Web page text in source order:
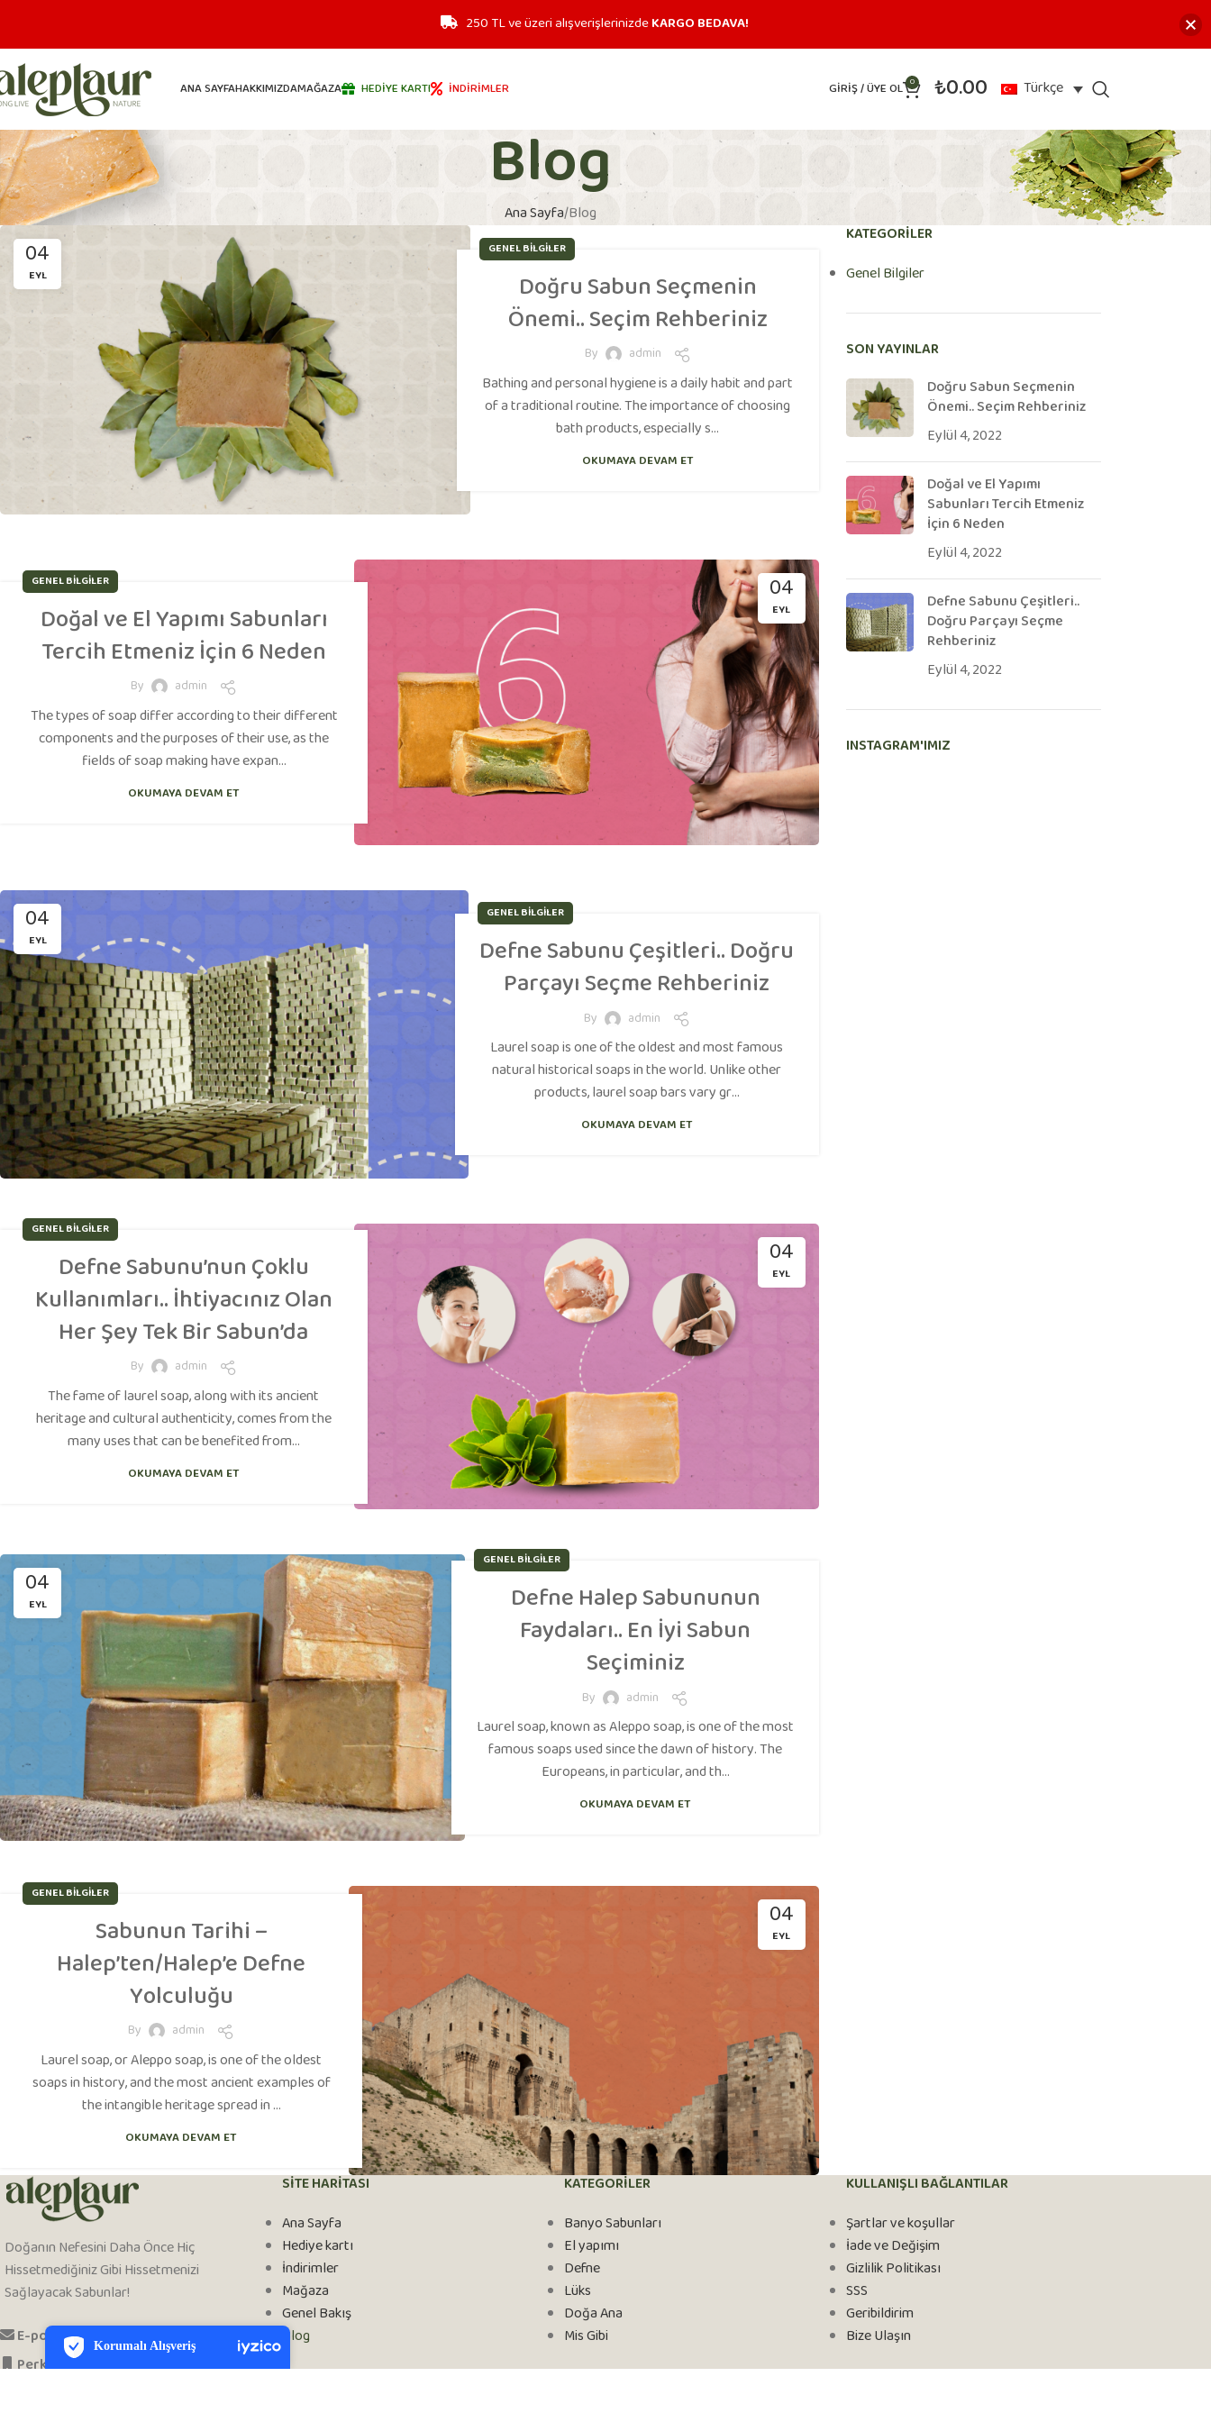
Korumalı Alışveriş
PCI-DSS Ödeme Güvenliği
7/24 Canlı Destek
iyzico Korumalı Alışveriş
ANA SAYFAHAKKIMIZDAMAĞAZA HEDIYE KARTI İNDIRIMLER GIRIŞ / ÜYE OL 0 ₺0.00 Türkçe
Blog
Ana Sayfa Blog
04
EYL
GENEL BILGILER
Doğru Sabun Seçmenin
Önemi.. Seçim Rehberiniz
By admin
Bathing and personal hygiene is a daily habit and part
of a traditional routine. The importance of choosing
bath products, especially s...
OKUMAYA DEVAM ET
04
EYL
GENEL BILGILER
Doğal ve El Yapımı Sabunları
Tercih Etmeniz İçin 6 Neden
By admin
The types of soap differ according to their different
components and the purposes of their use, as the
fields of soap making have expan...
OKUMAYA DEVAM ET
04
EYL
GENEL BILGILER
Defne Sabunu Çeşitleri.. Doğru
Parçayı Seçme Rehberiniz
By admin
Laurel soap is one of the oldest and most famous
natural historical soaps in the world. Unlike other
products, laurel soap bars vary gr...
OKUMAYA DEVAM ET
04
EYL
GENEL BILGILER
Defne Sabunu’nun Çoklu
Kullanımları.. İhtiyacınız Olan
Her Şey Tek Bir Sabun’da
By admin
The fame of laurel soap, along with its ancient
heritage and cultural authenticity, comes from the
many uses that can be benefited from...
OKUMAYA DEVAM ET
04
EYL
GENEL BILGILER
Defne Halep Sabununun
Faydaları.. En İyi Sabun
Seçiminiz
By admin
Laurel soap, known as Aleppo soap, is one of the most
famous soaps used since the dawn of history. The
Europeans, in particular, and th...
OKUMAYA DEVAM ET
04
EYL
GENEL BILGILER
Sabunun Tarihi –
Halep’ten/Halep’e Defne
Yolculuğu
By admin
Laurel soap, or Aleppo soap, is one of the oldest
soaps in history, and the most ancient examples of
the intangible heritage spread in ...
OKUMAYA DEVAM ET
KATEGORİLER
Genel Bilgiler
SON YAYINLAR
Doğru Sabun Seçmenin
Önemi.. Seçim Rehberiniz
Eylül 4, 2022
Doğal ve El Yapımı
Sabunları Tercih Etmeniz
İçin 6 Neden
Eylül 4, 2022
Defne Sabunu Çeşitleri..
Doğru Parçayı Seçme
Rehberiniz
Eylül 4, 2022
INSTAGRAM'IMIZ
Doğanın Nefesini Daha Önce Hiç
Hissetmediğiniz Gibi Hissetmenizi
Sağlayacak Sabunlar!
E-posta:
info@aleplaur.com
Perkende:
+90 501 33 22 000
SITE HARITASI
Ana Sayfa
Hediye kartı
İndirimler
Mağaza
Genel Bakış
Blog
KATEGORİLER
Banyo Sabunları
El yapımı
Defne
Lüks
Doğa Ana
Mis Gibi
KULLANIŞLI BAĞLANTILAR
Şartlar ve koşullar
İade ve Değişim
Gizlilik Politikası
SSS
Geribildirim
Bize Ulaşın
250 TL ve üzeri alışverişlerinizdeKARGO BEDAVA!